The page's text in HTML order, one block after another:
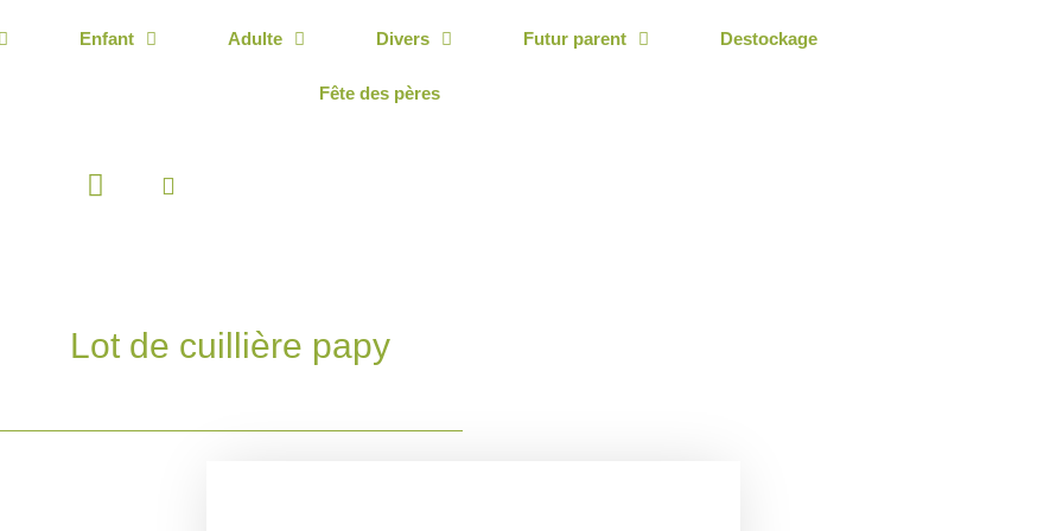
Enfant Adulte Divers Futur parent Destockage
Fête des pères
Panier
Lot de cuillière papy